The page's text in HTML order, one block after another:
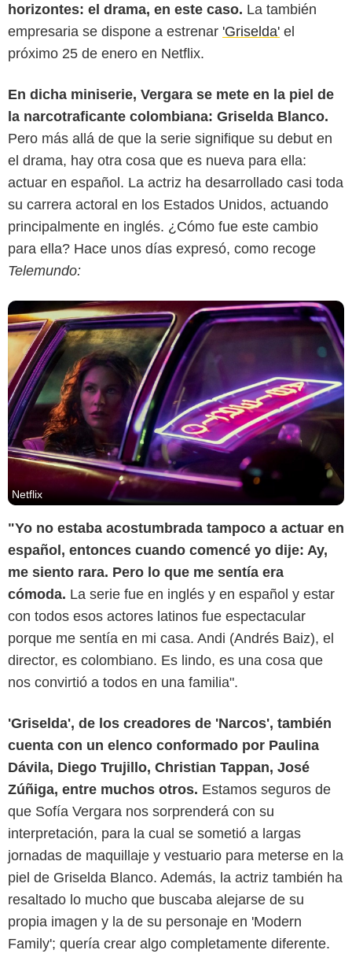
horizontes: el drama, en este caso. La también
empresaria se dispone a estrenar 'Griselda' el
próximo 25 de enero en Netflix.
En dicha miniserie, Vergara se mete en la piel de
la narcotraficante colombiana: Griselda Blanco.
Pero más allá de que la serie signifique su debut en
el drama, hay otra cosa que es nueva para ella:
actuar en español. La actriz ha desarrollado casi toda
su carrera actoral en los Estados Unidos, actuando
principalmente en inglés. ¿Cómo fue este cambio
para ella? Hace unos días expresó, como recoge
Telemundo:
Netflix
Netflix
"Yo no estaba acostumbrada tampoco a actuar en
español, entonces cuando comencé yo dije: Ay,
me siento rara. Pero lo que me sentía era
cómoda. La serie fue en inglés y en español y estar
con todos esos actores latinos fue espectacular
porque me sentía en mi casa. Andi (Andrés Baiz), el
director, es colombiano. Es lindo, es una cosa que
nos convirtió a todos en una familia".
'Griselda', de los creadores de 'Narcos', también
cuenta con un elenco conformado por Paulina
Dávila, Diego Trujillo, Christian Tappan, José
Zúñiga, entre muchos otros. Estamos seguros de
que Sofía Vergara nos sorprenderá con su
interpretación, para la cual se sometió a largas
jornadas de maquillaje y vestuario para meterse en la
piel de Griselda Blanco. Además, la actriz también ha
resaltado lo mucho que buscaba alejarse de su
propia imagen y la de su personaje en 'Modern
Family'; quería crear algo completamente diferente.